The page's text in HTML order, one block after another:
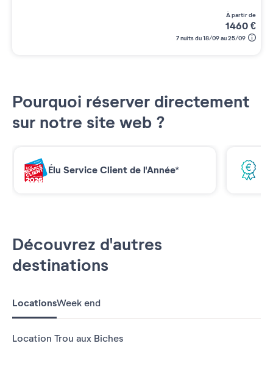
à partir de
1460€
7 nuits du 18/09 au 25/09
Pourquoi réserver directement
sur notre site web ?
Élu Service Client de l'Année*
Découvrez d'autres
destinations
LocationsWeek end
Location Trou aux Biches